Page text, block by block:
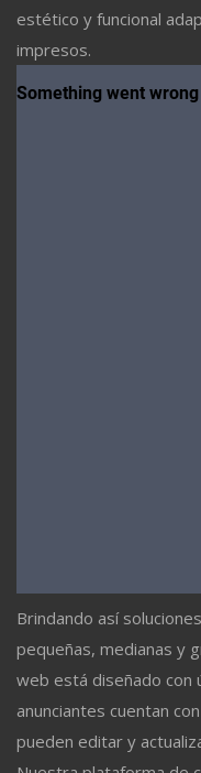
estético y funcional
impresos.
Brindando así
pequeñas, medianas y
web está diseñado con
anunciantes cuentan
pueden editar y